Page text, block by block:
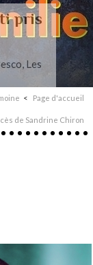
pris
Les
Page d'accueil
de Sandrine Chiron